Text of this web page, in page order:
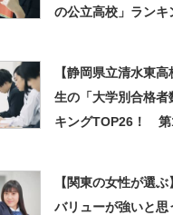
の公立高校」ランキ
【静岡県立清水東
生の「大学別合格者
キングTOP26！ 第
【関東の女性が選
バリューが強いと思